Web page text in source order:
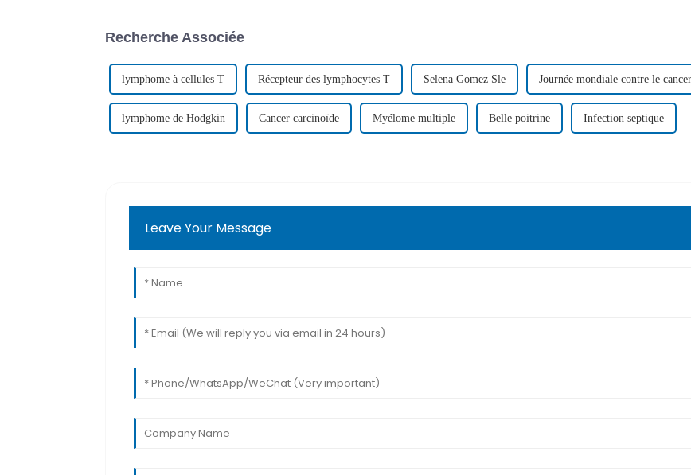
Recherche Associée
lymphome à cellules T Récepteur des lymphocytes T Selena Gomez Sle Journée mondiale contre le cancer
lymphome de Hodgkin Cancer carcinoïde Myélome multiple Belle poitrine Infection septique
Leave Your Message